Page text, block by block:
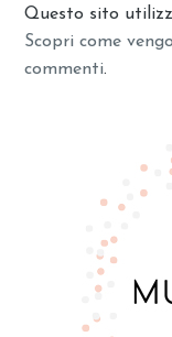
Questo sito
Scopri come
commenti.